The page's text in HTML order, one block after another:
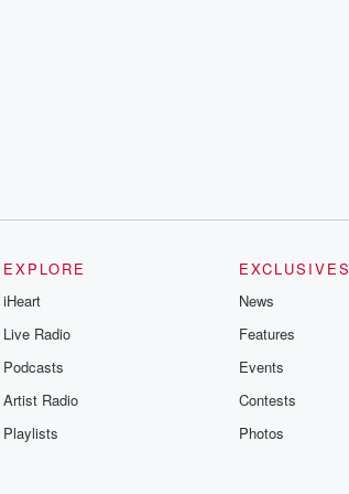
EXPLORE
iHeart
Live Radio
Podcasts
Artist Radio
Playlists
EXCLUSIVES
News
Features
Events
Contests
Photos